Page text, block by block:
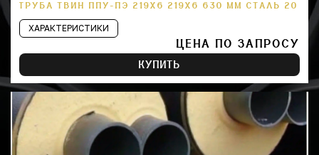
ТРУБА ТВИН ППУ-ПЭ 219Х6 219Х6 630 ММ СТАЛЬ 20
ХАРАКТЕРИСТИКИ
ЦЕНА ПО ЗАПРОСУ
КУПИТЬ